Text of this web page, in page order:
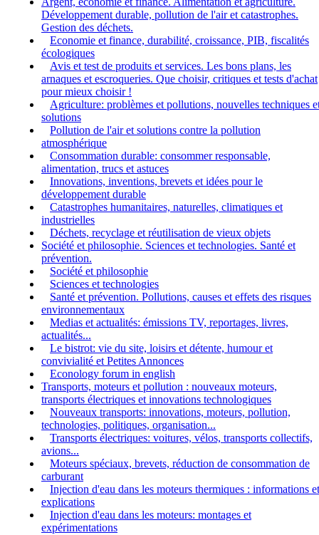
Développement durable, pollution de l'air et catastrophes.
Gestion des déchets.
Economie et finance, durabilité, croissance, PIB, fiscalités
écologiques
Avis et test de produits et services. Les bons plans, les
arnaques et escroqueries. Que choisir, critiques et tests d'achat
pour mieux choisir !
Agriculture: problèmes et pollutions, nouvelles techniques
solutions
Pollution de l'air et solutions contre la pollution
atmosphérique
Consommation durable: consommer responsable,
alimentation, trucs et astuces
Innovations, inventions, brevets et idées pour le
développement durable
Catastrophes humanitaires, naturelles, climatiques et
industrielles
Déchets, recyclage et réutilisation de vieux objets
Société et philosophie. Sciences et technologies. Santé et
prévention.
Société et philosophie
Sciences et technologies
Santé et prévention. Pollutions, causes et effets des risques
environnementaux
Medias et actualités: émissions TV, reportages, livres,
actualités...
Le bistrot: vie du site, loisirs et détente, humour et
convivialité et Petites Annonces
Econology forum in english
Transports, moteurs et pollution : nouveaux moteurs,
transports électriques et innovations technologiques
Nouveaux transports: innovations, moteurs, pollution,
technologies, politiques, organisation...
Transports électriques: voitures, vélos, transports collectifs,
avions...
Moteurs spéciaux, brevets, réduction de consommation de
carburant
Injection d'eau dans les moteurs thermiques : informations et
explications
Injection d'eau dans les moteurs: montages et
expérimentations